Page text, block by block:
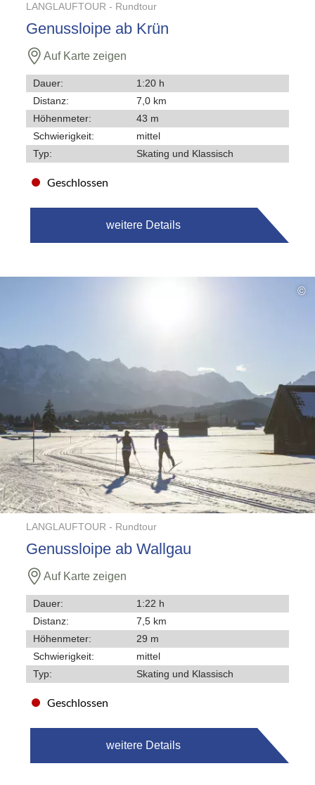
LANGLAUFTOUR - Rundtour
Genussloipe ab Krün
Auf Karte zeigen
Dauer:
1:20 h
Distanz:
7,0 km
Höhenmeter:
43 m
Schwierigkeit:
mittel
Typ:
Skating und Klassisch
Geschlossen
weitere Details
©
LANGLAUFTOUR - Rundtour
Genussloipe ab Wallgau
Auf Karte zeigen
Dauer:
1:22 h
Distanz:
7,5 km
Höhenmeter:
29 m
Schwierigkeit:
mittel
Typ:
Skating und Klassisch
Geschlossen
weitere Details